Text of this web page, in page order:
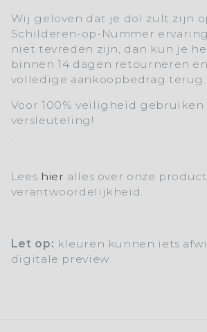
Wij geloven dat je dol zult zijn
Schilderen-op-Nummer
niet tevreden zijn, dan kun je
binnen 14 dagen retourneren
volledige aankoopbedrag terug.
Voor 100% veiligheid gebruiken
versleuteling!
Lees hier alles over onze
verantwoordelijkheid.
Let op: kleuren kunnen iets
digitale preview